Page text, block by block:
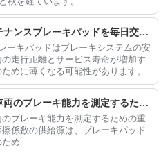
ブレーキディスクの使用とメンテナンスブレーキパッドを毎日交換するためのいくつかのシナリオ
ーキパッドはブレーキシステムの安
走行距離とサービス寿命が増加す
めに薄くなる可能性があります。
ブレーキ摩擦係数のサイズは、車両のブレーキ能力を測定するための重要なパラメーターです。
ブレーキ能力を測定するための重
係数の供給源は、ブレーキパッド
め